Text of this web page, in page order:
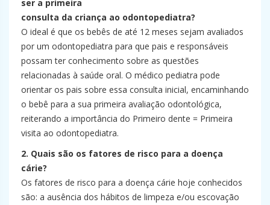
ser a primeira
consulta da criança ao odontopediatra?
O ideal é que os bebês de até 12 meses sejam avaliados
por um odontopediatra para que pais e responsáveis
possam ter conhecimento sobre as questões
relacionadas à saúde oral. O médico pediatra pode
orientar os pais sobre essa consulta inicial, encaminhando
o bebê para a sua primeira avaliação odontológica,
reiterando a importância do Primeiro dente = Primeira
visita ao odontopediatra.
2. Quais são os fatores de risco para a doença
cárie?
Os fatores de risco para a doença cárie hoje conhecidos
são: a ausência dos hábitos de limpeza e/ou escovação